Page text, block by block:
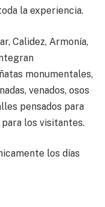
la experiencia.
Calidez, Armonía,
monumentales,
venados, osos
pensados para
los visitantes.
los días